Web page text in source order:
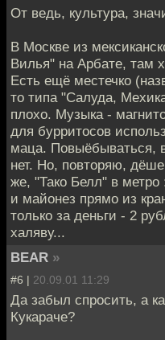
От ведь, культура,
В Москве из
Вилья" на Арбате, там
Есть ещё местечко
то типа "Салуда,
плохо. Музыка -
для бурритосов
маца. Повыёбываться,
нет. Но, повторяю,
же, "Тако Белл" в
и майонез прямо из
только за деньги - 2
халяву...
BEAR »
#6 | 20.09.01 11:29
Да забыл спросить, а
Кукараче?